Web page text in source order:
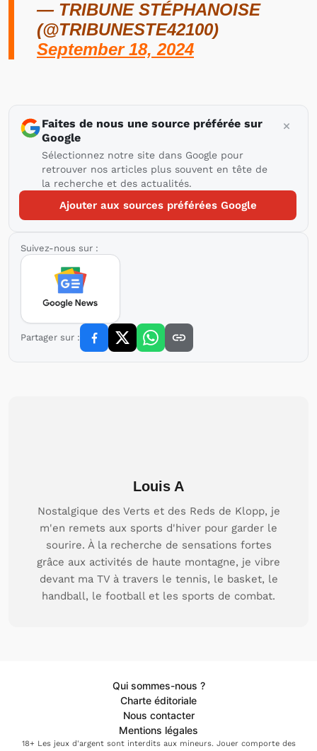
— TRIBUNE STÉPHANOISE
(@TRIBUNESTE42100)
September 18, 2024
Faites de nous une source préférée sur
Google
Sélectionnez notre site dans Google pour
retrouver nos articles plus souvent en tête de
la recherche et des actualités.
Ajouter aux sources préférées Google
Suivez-nous sur :
Partager sur :
Louis A
Nostalgique des Verts et des Reds de Klopp, je
m'en remets aux sports d'hiver pour garder le
sourire. À la recherche de sensations fortes
grâce aux activités de haute montagne, je vibre
devant ma TV à travers le tennis, le basket, le
handball, le football et les sports de combat.
Qui sommes-nous ?
Charte éditoriale
Nous contacter
Mentions légales
18+ Les jeux d'argent sont interdits aux mineurs. Jouer comporte des